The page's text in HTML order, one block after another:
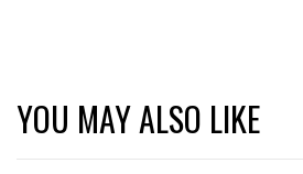
YOU MAY ALSO LIKE